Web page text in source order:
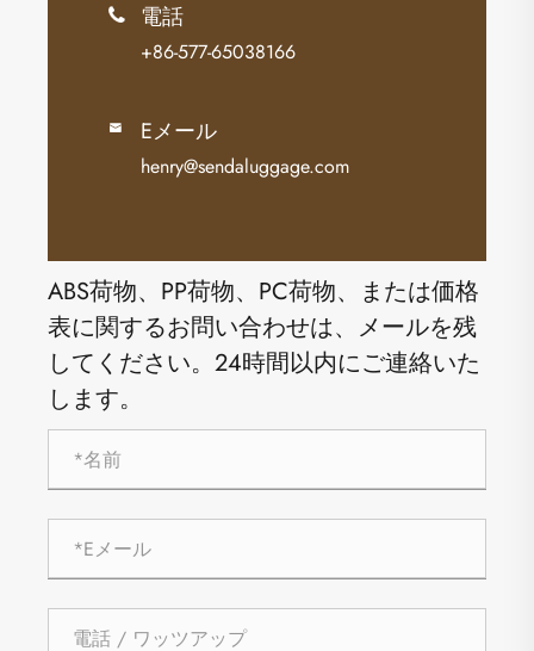
 電話
+86-577-65038166
 Eメール
henry@sendaluggage.com
ABS荷物、PP荷物、PC荷物、または価格
表に関するお問い合わせは、メールを残
してください。24時間以内にご連絡いた
します。